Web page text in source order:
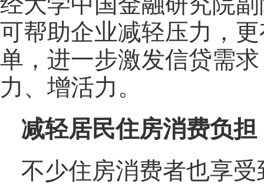
可帮助企业减轻压力，
单，进一步激发信贷需
力、增活力。
减轻居民住房消费负担
不少住房消费者也享